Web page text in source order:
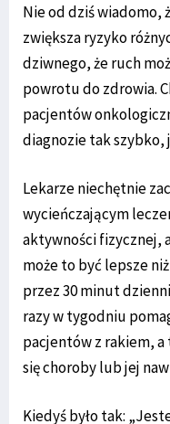
Nie od dziś wiadomo,
zwiększa ryzyko
dziwnego, że ruch
powrotu do zdrowia.
pacjentów
diagnozie tak
Lekarze niechętnie
wycieńczającym
aktywności fizycznej,
może to być lepsze
przez 30 minut
razy w tygodniu
pacjentów z rakiem,
się choroby lub jej
Kiedyś było tak: